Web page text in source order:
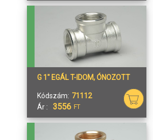
G 1" EGÁL T-IDOM, ÓNOZOTT
Kódszám: 71112
Ár :
3556 FT